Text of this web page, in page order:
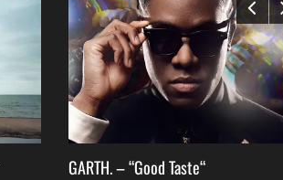
GARTH. – “Good Taste“